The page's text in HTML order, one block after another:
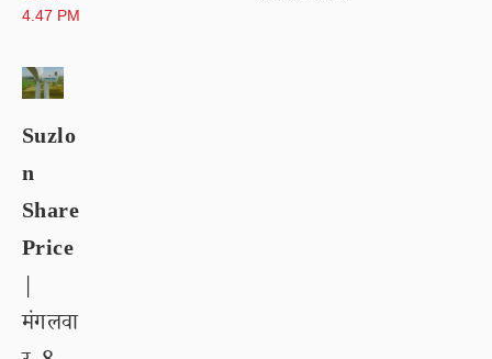
4.47 PM
Suzlo
n
Share
Price
|
मंगलवा